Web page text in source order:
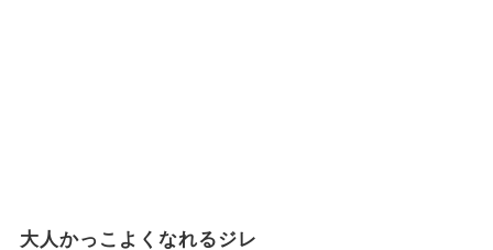
大人かっこよくなれるジレ